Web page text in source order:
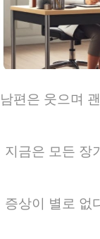
남편은 웃으며
지금은 모든 장
증상이 별로 없